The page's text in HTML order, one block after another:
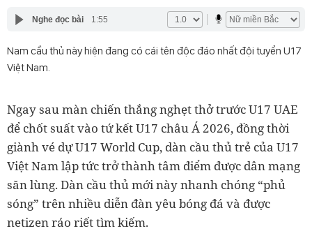
Nghe đọc bài 1:55
Nam cầu thủ này hiện đang có cái tên độc đáo nhất đội tuyển U17
Việt Nam.
Ngay sau màn chiến thắng nghẹt thở trước U17 UAE
để chốt suất vào tứ kết U17 châu Á 2026, đồng thời
giành vé dự U17 World Cup, dàn cầu thủ trẻ của U17
Việt Nam lập tức trở thành tâm điểm được dân mạng
săn lùng. Dàn cầu thủ mới này nhanh chóng “phủ
sóng” trên nhiều diễn đàn yêu bóng đá và được
netizen ráo riết tìm kiếm.